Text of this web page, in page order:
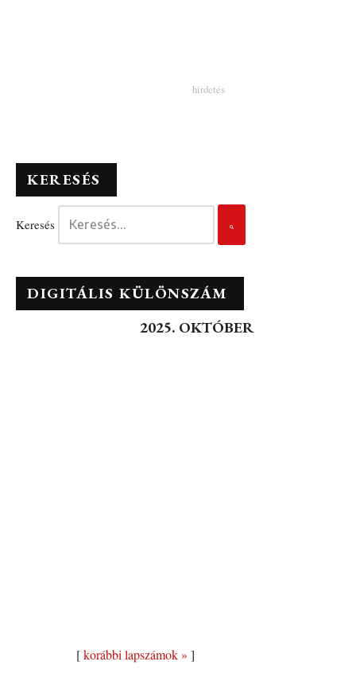
KERESÉS
Keresés
DIGITÁLIS KÜLÖNSZÁM
2025. OKTÓBER
[korábbi lapszámok » ]